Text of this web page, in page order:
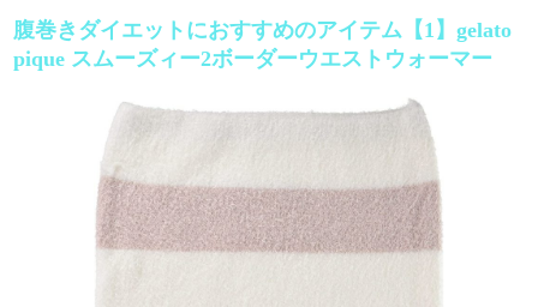
腹巻きダイエットにおすすめのアイテム【1】gelato
pique スムーズィー2ボーダーウエストウォーマー